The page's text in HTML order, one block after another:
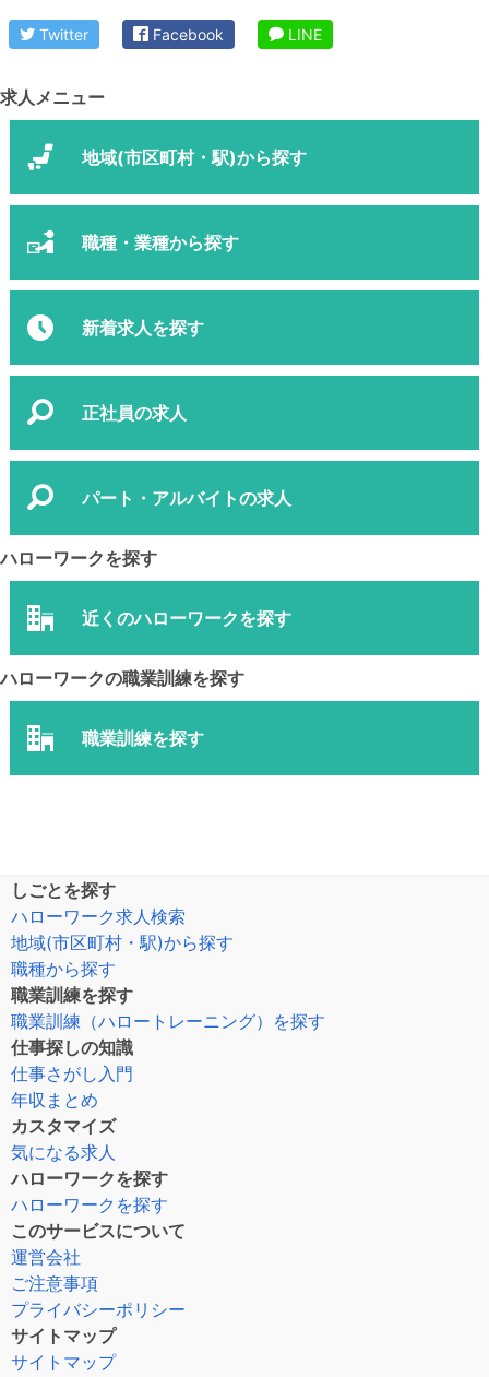
Twitter Facebook LINE
求人メニュー
地域(市区町村・駅)から探す
職種・業種から探す
新着求人を探す
正社員の求人
パート・アルバイトの求人
ハローワークを探す
近くのハローワークを探す
ハローワークの職業訓練を探す
職業訓練を探す
しごとを探す
ハローワーク求人検索
地域(市区町村・駅)から探す
職種から探す
職業訓練を探す
職業訓練（ハロートレーニング）を探す
仕事探しの知識
仕事さがし入門
年収まとめ
カスタマイズ
気になる求人
ハローワークを探す
ハローワークを探す
このサービスについて
運営会社
ご注意事項
プライバシーポリシー
サイトマップ
サイトマップ